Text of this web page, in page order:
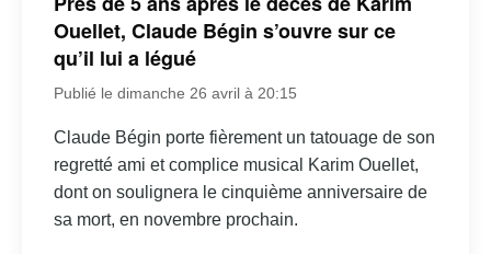
Ouellet, Claude Bégin s’ouvre sur ce
qu’il lui a légué
Publié le dimanche 26 avril à 20:15
Claude Bégin porte fièrement un tatouage de son
regretté ami et complice musical Karim Ouellet,
dont on soulignera le cinquième anniversaire de
sa mort, en novembre prochain.